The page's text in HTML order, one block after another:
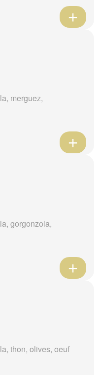
merguez,
gorgonzola,
thon, olives, oeuf